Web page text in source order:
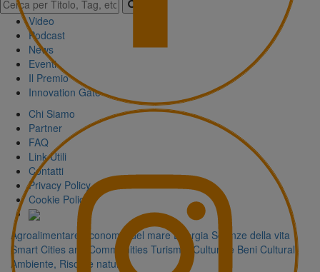
Video
Podcast
News
Eventi
Il Premio
Innovation Gate
Chi Siamo
Partner
FAQ
Link Utili
Contatti
Privacy Policy
Cookie Policy
Agroalimentare Economia del mare Energia Scienze della vita
Smart Cities and Communities Turismo, Cultura e Beni Culturali
Ambiente, Risorse naturali